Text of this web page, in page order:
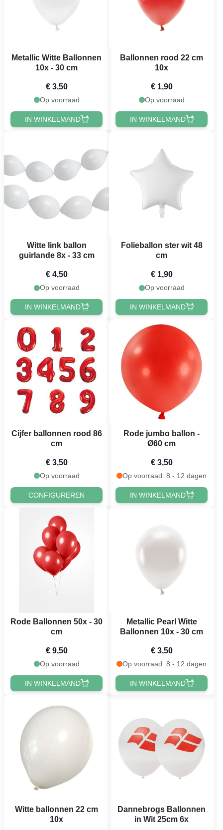
Metallic Witte Ballonnen
10x - 30 cm
€ 3,50
Op voorraad
IN WINKELMAND
Ballonnen rood 22 cm
10x
€ 1,90
Op voorraad
IN WINKELMAND
Witte link ballon
guirlande 8x - 33 cm
€ 4,50
Op voorraad
IN WINKELMAND
Folieballon ster wit 48
cm
€ 1,90
Op voorraad
IN WINKELMAND
Cijfer ballonnen rood 86
cm
€ 3,50
Op voorraad
CONFIGUREREN
Rode jumbo ballon -
Ø60 cm
€ 3,50
Op voorraad: 8 - 12 dagen
IN WINKELMAND
Rode Ballonnen 50x - 30
cm
€ 9,50
Op voorraad
IN WINKELMAND
Metallic Pearl Witte
Ballonnen 10x - 30 cm
€ 3,50
Op voorraad: 8 - 12 dagen
IN WINKELMAND
Witte ballonnen 22 cm
10x
Dannebrogs Ballonnen
in Wit 25cm 6x